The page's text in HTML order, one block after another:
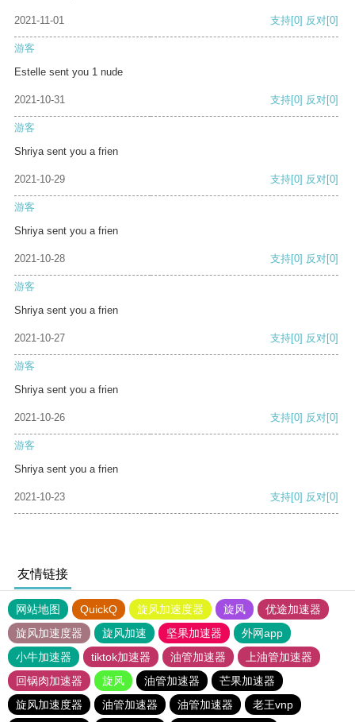
2021-11-01 支持[0] 反对[0]
游客
Estelle sent you 1 nude
2021-10-31 支持[0] 反对[0]
游客
Shriya sent you a frien
2021-10-29 支持[0] 反对[0]
游客
Shriya sent you a frien
2021-10-28 支持[0] 反对[0]
游客
Shriya sent you a frien
2021-10-27 支持[0] 反对[0]
游客
Shriya sent you a frien
2021-10-26 支持[0] 反对[0]
游客
Shriya sent you a frien
2021-10-23 支持[0] 反对[0]
友情链接
网站地图 QuickQ 旋风加速度器 旋风
优途加速器
旋风加速度器
旋风加速 坚果加速器
外网app
小牛加速器
tiktok加速器 油管加速器
上油管加速器
回锅肉加速器
旋风 油管加速器
芒果加速器
旋风加速度器
油管加速器 油管加速器 老王vnp